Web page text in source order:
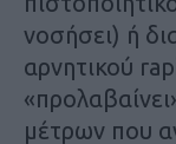
νοσήσει) ή
αρνητικού
μέτρων που